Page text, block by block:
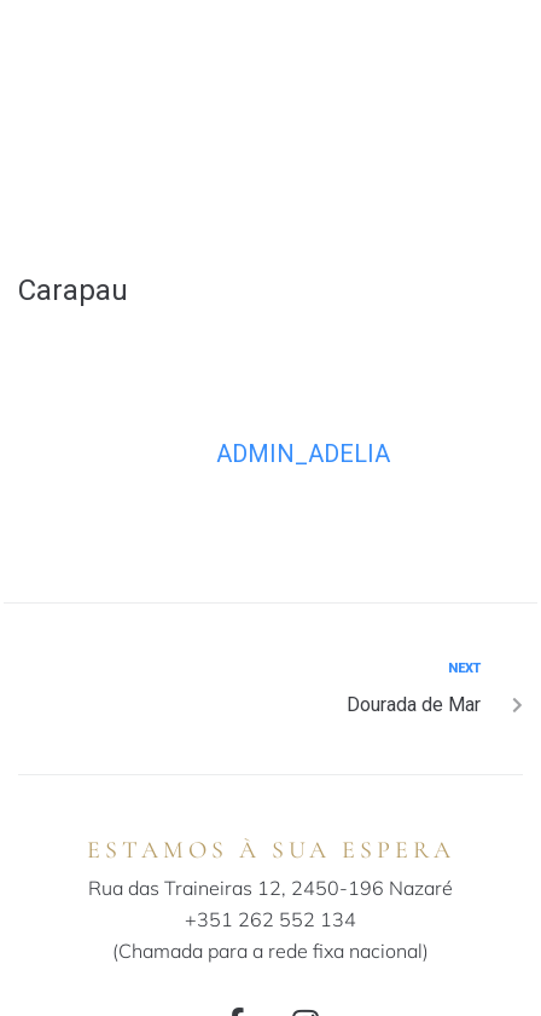
Carapau
ADMIN_ADELIA
NEXT
Dourada de Mar
ESTAMOS À SUA ESPERA
Rua das Traineiras 12, 2450-196 Nazaré
+351 262 552 134
(Chamada para a rede fixa nacional)